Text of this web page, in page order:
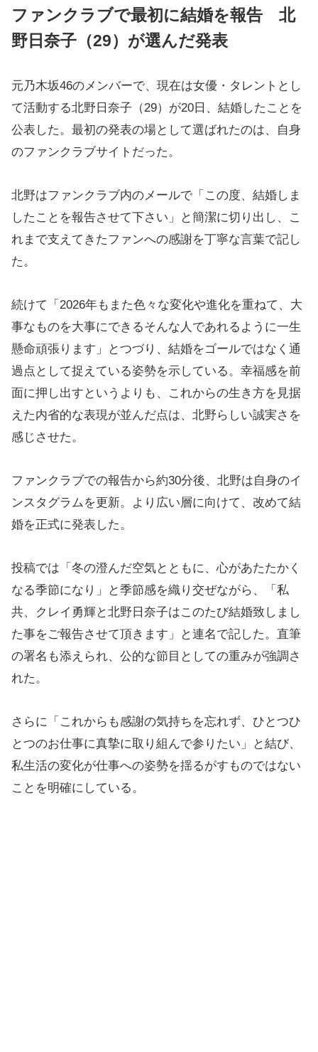
ファンクラブで最初に結婚を報告 北
野日奈子（29）が選んだ発表
元乃木坂46のメンバーで、現在は女優・タレントとし
て活動する北野日奈子（29）が20日、結婚したことを
公表した。最初の発表の場として選ばれたのは、自身
のファンクラブサイトだった。
北野はファンクラブ内のメールで「この度、結婚しま
したことを報告させて下さい」と簡潔に切り出し、こ
れまで支えてきたファンへの感謝を丁寧な言葉で記し
た。
続けて「2026年もまた色々な変化や進化を重ねて、大
事なものを大事にできるそんな人であれるように一生
懸命頑張ります」とつづり、結婚をゴールではなく通
過点として捉えている姿勢を示している。幸福感を前
面に押し出すというよりも、これからの生き方を見据
えた内省的な表現が並んだ点は、北野らしい誠実さを
感じさせた。
ファンクラブでの報告から約30分後、北野は自身のイ
ンスタグラムを更新。より広い層に向けて、改めて結
婚を正式に発表した。
投稿では「冬の澄んだ空気とともに、心があたたかく
なる季節になり」と季節感を織り交ぜながら、「私
共、クレイ勇輝と北野日奈子はこのたび結婚致しまし
た事をご報告させて頂きます」と連名で記した。直筆
の署名も添えられ、公的な節目としての重みが強調さ
れた。
さらに「これからも感謝の気持ちを忘れず、ひとつひ
とつのお仕事に真摯に取り組んで参りたい」と結び、
私生活の変化が仕事への姿勢を揺るがすものではない
ことを明確にしている。